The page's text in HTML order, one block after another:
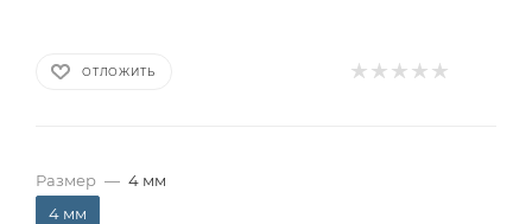
ОТЛОЖИТЬ
Размер — 4 мм
4 мм